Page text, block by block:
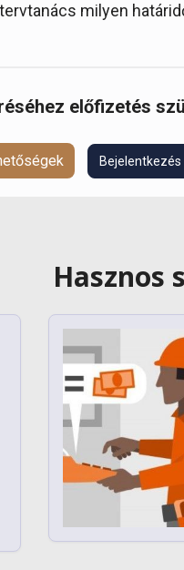
milyen
előfizetés
Bejelentkezés
Hasznos